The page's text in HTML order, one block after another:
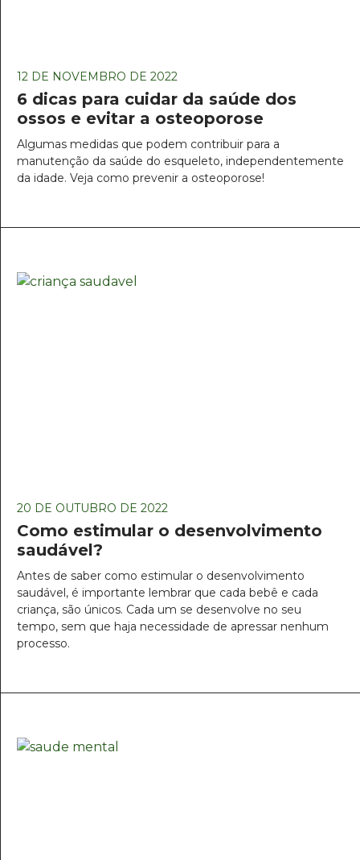
12 DE NOVEMBRO DE 2022
6 dicas para cuidar da saúde dos
ossos e evitar a osteoporose
Algumas medidas que podem contribuir para a
manutenção da saúde do esqueleto, independentemente
da idade. Veja como prevenir a osteoporose!
20 DE OUTUBRO DE 2022
Como estimular o desenvolvimento
saudável?
Antes de saber como estimular o desenvolvimento
saudável, é importante lembrar que cada bebê e cada
criança, são únicos. Cada um se desenvolve no seu
tempo, sem que haja necessidade de apressar nenhum
processo.